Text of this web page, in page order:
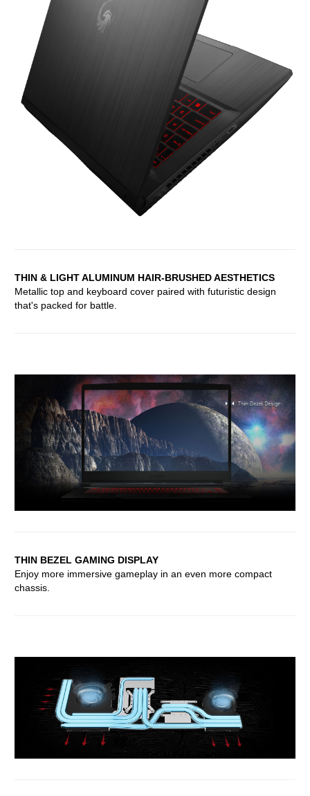
THIN & LIGHT ALUMINUM HAIR-BRUSHED AESTHETICS
Metallic top and keyboard cover paired with futuristic design
that's packed for battle.
THIN BEZEL GAMING DISPLAY
Enjoy more immersive gameplay in an even more compact
chassis.